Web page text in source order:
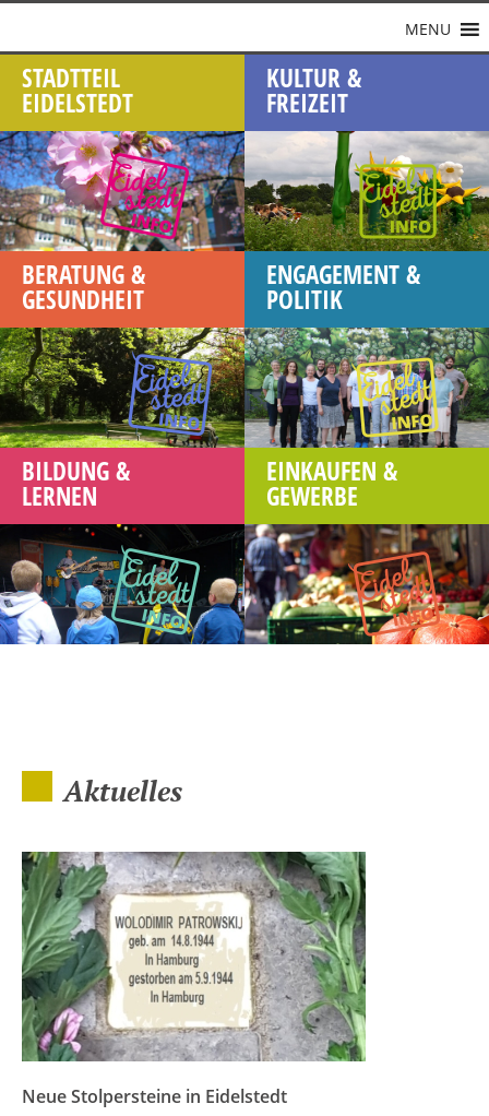
MENU
STADTTEIL
EIDELSTEDT
KULTUR &
FREIZEIT
BERATUNG &
GESUNDHEIT
ENGAGEMENT &
POLITIK
BILDUNG &
LERNEN
EINKAUFEN &
GEWERBE
Aktuelles
Neue Stolpersteine in Eidelstedt